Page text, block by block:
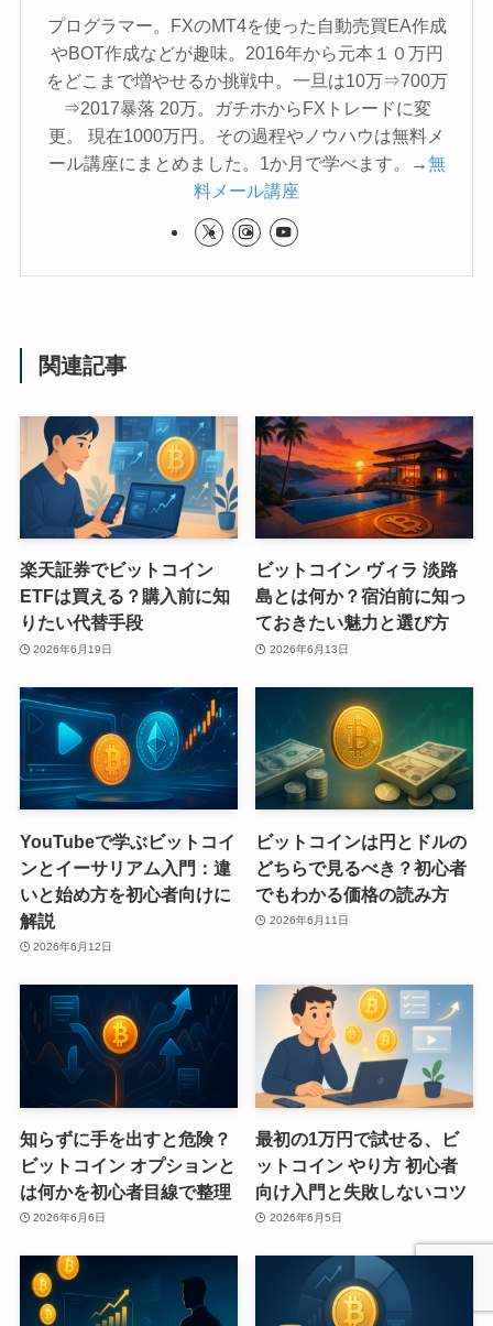
プログラマー。FXのMT4を使った自動売買EA作成
やBOT作成などが趣味。2016年から元本１０万円
をどこまで増やせるか挑戦中。一旦は10万⇒700万
⇒2017暴落 20万。ガチホからFXトレードに変
更。 現在1000万円。その過程やノウハウは無料メ
ール講座にまとめました。1か月で学べます。→無
料メール講座
関連記事
楽天証券でビットコイン
ETFは買える？購入前に知
りたい代替手段
2026年6月19日
ビットコイン ヴィラ 淡路
島とは何か？宿泊前に知っ
ておきたい魅力と選び方
2026年6月13日
YouTubeで学ぶビットコイ
ンとイーサリアム入門：違
いと始め方を初心者向けに
解説
2026年6月12日
ビットコインは円とドルの
どちらで見るべき？初心者
でもわかる価格の読み方
2026年6月11日
知らずに手を出すと危険？
ビットコイン オプションと
は何かを初心者目線で整理
2026年6月6日
最初の1万円で試せる、ビ
ットコイン やり方 初心者
向け入門と失敗しないコツ
2026年6月5日